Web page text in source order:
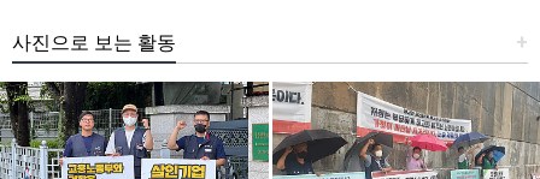
+
사진으로 보는 활동